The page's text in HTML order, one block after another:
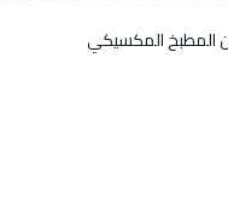
المطبخ المكسيكي